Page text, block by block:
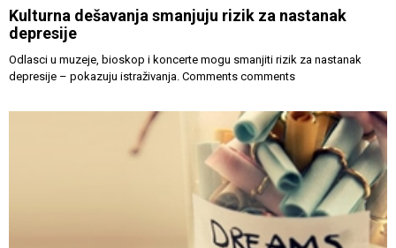
Kulturna dešavanja smanjuju rizik za nastanak
depresije
Odlasci u muzeje, bioskop i koncerte mogu smanjiti rizik za nastanak
depresije – pokazuju istraživanja. Comments comments